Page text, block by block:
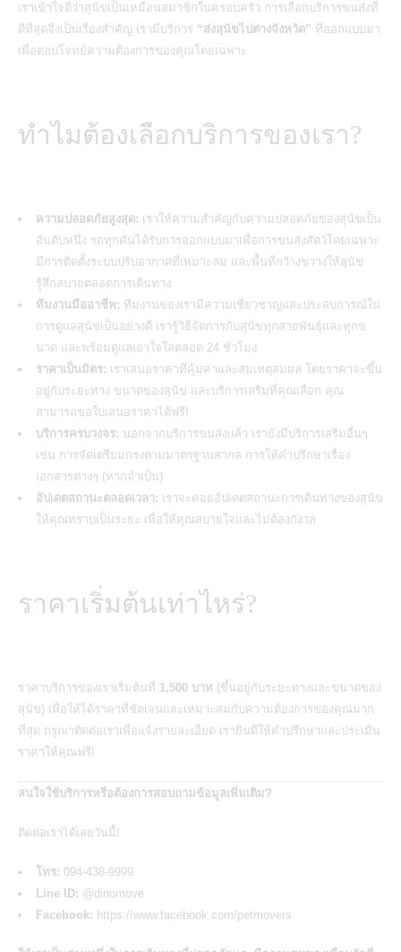
เราเข้าใจดีว่าสุนัขเป็นเหมือนสมาชิกในครอบครัว การเลือกบริการขนส่งที่
ดีที่สุดจึงเป็นเรื่องสำคัญ เรามีบริการ “ส่งสุนัขไปต่างจังหวัด” ที่ออกแบบมา
เพื่อตอบโจทย์ความต้องการของคุณโดยเฉพาะ
ทำไมต้องเลือกบริการของเรา?
ความปลอดภัยสูงสุด: เราให้ความสำคัญกับความปลอดภัยของสุนัขเป็น
อันดับหนึ่ง รถทุกคันได้รับการออกแบบมาเพื่อการขนส่งสัตว์โดยเฉพาะ
มีการติดตั้งระบบปรับอากาศที่เหมาะสม และพื้นที่กว้างขวางให้สุนัข
รู้สึกสบายตลอดการเดินทาง
ทีมงานมืออาชีพ: ทีมงานของเรามีความเชี่ยวชาญและประสบการณ์ใน
การดูแลสุนัขเป็นอย่างดี เรารู้วิธีจัดการกับสุนัขทุกสายพันธุ์และทุกข
นาด และพร้อมดูแลเอาใจใส่ตลอด 24 ชั่วโมง
ราคาเป็นมิตร: เราเสนอราคาที่คุ้มค่าและสมเหตุสมผล โดยราคาจะขึ้น
อยู่กับระยะทาง ขนาดของสุนัข และบริการเสริมที่คุณเลือก คุณ
สามารถขอใบเสนอราคาได้ฟรี!
บริการครบวงจร: นอกจากบริการขนส่งแล้ว เรายังมีบริการเสริมอื่นๆ
เช่น การจัดเตรียมกรงตามมาตรฐานสากล การให้คำปรึกษาเรื่อง
เอกสารต่างๆ (หากจำเป็น)
อัปเดตสถานะตลอดเวลา: เราจะคอยอัปเดตสถานะการเดินทางของสุนัข
ให้คุณทราบเป็นระยะ เพื่อให้คุณสบายใจและไม่ต้องกังวล
ราคาเริ่มต้นเท่าไหร่?
ราคาบริการของเราเริ่มต้นที่ 1,500 บาท (ขึ้นอยู่กับระยะทางและขนาดของ
สุนัข) เพื่อให้ได้ราคาที่ชัดเจนและเหมาะสมกับความต้องการของคุณมาก
ที่สุด กรุณาติดต่อเราเพื่อแจ้งรายละเอียด เรายินดีให้คำปรึกษาและประเมิน
ราคาให้คุณฟรี!
สนใจใช้บริการหรือต้องการสอบถามข้อมูลเพิ่มเติม?
ติดต่อเราได้เลยวันนี้!
โทร: 094-438-9999
Line ID: @dinomove
Facebook: https://www.facebook.com/petmovers